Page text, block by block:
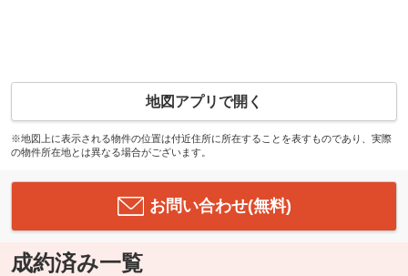
地図アプリで開く
※地図上に表示される物件の位置は付近住所に所在することを表すものであり、実際
の物件所在地とは異なる場合がございます。
お問い合わせ(無料)
成約済み一覧